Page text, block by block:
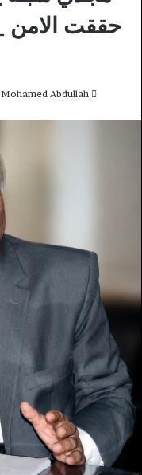
حققت
Mohamed Abdullah